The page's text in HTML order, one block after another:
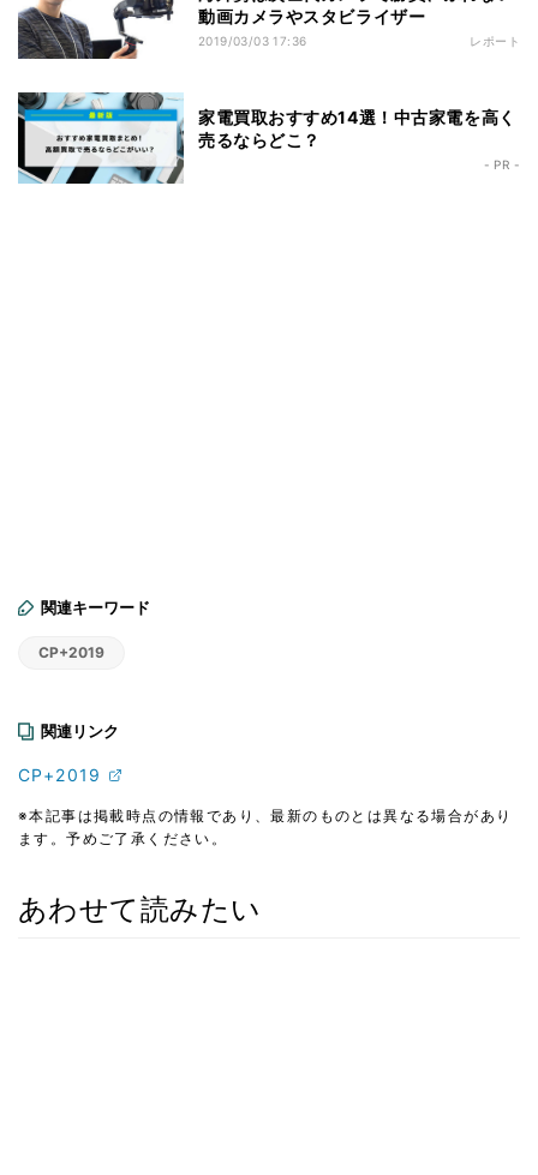
動画カメラやスタビライザー
2019/03/03 17:36 レポート
家電買取おすすめ14選！中古家電を高く
売るならどこ？
- PR -
関連キーワード
CP+2019
関連リンク
CP+2019
※本記事は掲載時点の情報であり、最新のものとは異なる場合があり
ます。予めご了承ください。
あわせて読みたい